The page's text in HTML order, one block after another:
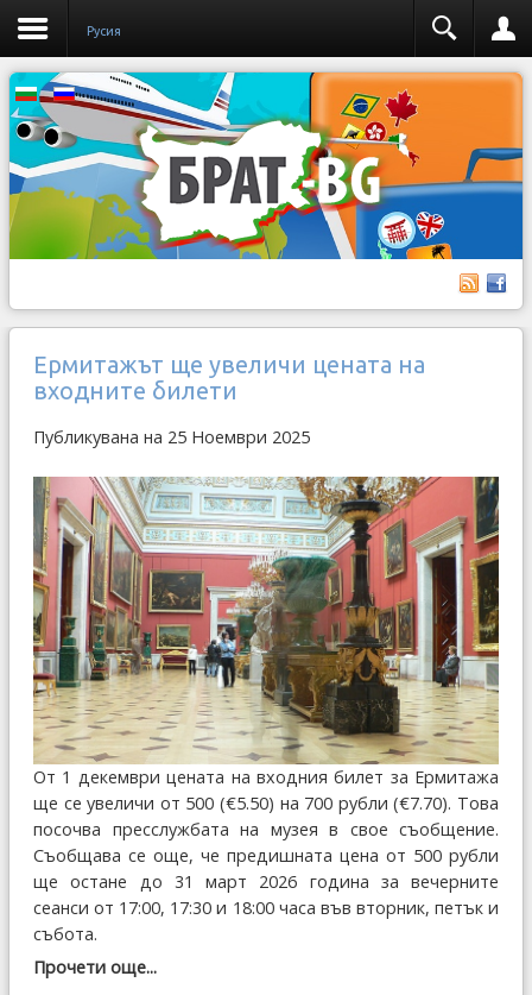
Русия
Ермитажът ще увеличи цената на
входните билети
Публикувана на 25 Ноември 2025
От 1 декември цената на входния билет за Ермитажа
ще се увеличи от 500 (€5.50) на 700 рубли (€7.70). Това
посочва пресслужбата на музея в свое съобщение.
Съобщава се още, че предишната цена от 500 рубли
ще остане до 31 март 2026 година за вечерните
сеанси от 17:00, 17:30 и 18:00 часа във вторник, петък и
събота.
Прочети още...